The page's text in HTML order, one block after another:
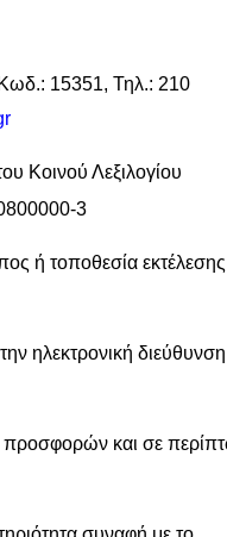
15351, Τηλ.: 210
Κοινού Λεξιλογίου
3
ή τοποθεσία
ηλεκτρονική
προσφορών και σε